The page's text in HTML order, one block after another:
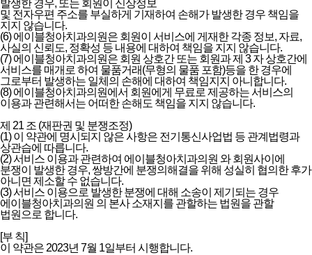
발생한 경우, 또는 회원이 신상정보
및 전자우편 주소를 부실하게 기재하여 손해가 발생한 경우 책임을
지지 않습니다.
(6) 에이블청아치과의원은 회원이 서비스에 게재한 각종 정보, 자료,
사실의 신뢰도, 정확성 등 내용에 대하여 책임을 지지 않습니다.
(7) 에이블청아치과의원은 회원 상호간 또는 회원과 제 3 자 상호간에
서비스를 매개로 하여 물품거래(무형의 물품 포함)등을 한 경우에
그로부터 발생하는 일체의 손해에 대하여 책임지지 아니합니다.
(8) 에이블청아치과의원에서 회원에게 무료로 제공하는 서비스의
이용과 관련해서는 어떠한 손해도 책임을 지지 않습니다.
제 21 조 (재판권 및 분쟁조정)
(1) 이 약관에 명시되지 않은 사항은 전기통신사업법 등 관계법령과
상관습에 따릅니다.
(2) 서비스 이용과 관련하여 에이블청아치과의원 와 회원사이에
분쟁이 발생한 경우, 쌍방간에 분쟁의해결을 위해 성실히 협의한 후가
아니면 제소할 수 없습니다.
(3) 서비스 이용으로 발생한 분쟁에 대해 소송이 제기되는 경우
에이블청아치과의원 의 본사 소재지를 관할하는 법원을 관할
법원으로 합니다.
[부 칙]
이 약관은 2023년 7월 1일부터 시행합니다.